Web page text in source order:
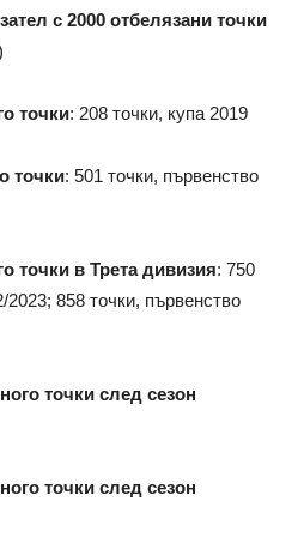
с 2000 отбелязани точки
точки: 208 точки, купа 2019
точки: 501 точки, първенство
точки в Трета дивизия: 750
858 точки, първенство
точки след сезон
точки след сезон